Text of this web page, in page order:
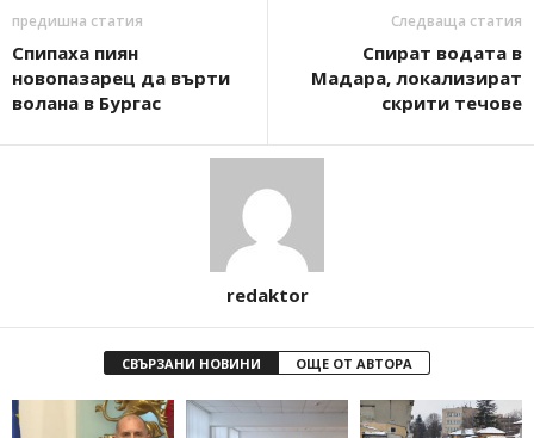
предишна статия
Спипаха пиян
новопазарец да върти
волана в Бургас
Следваща статия
Спират водата в
Мадара, локализират
скрити течове
redaktor
СВЪРЗАНИ НОВИНИ ОЩЕ ОТ АВТОРА